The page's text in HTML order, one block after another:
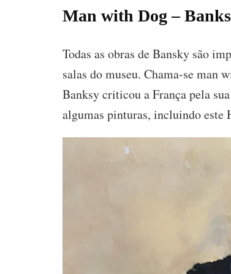
Man with Dog –
Todas as obras de Bansky são
salas do museu. Chama-se
Banksy criticou a França pela
algumas pinturas, incluindo este